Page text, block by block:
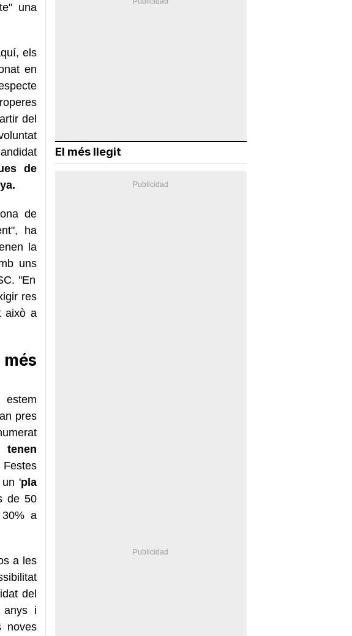
una
els
en
del
de
de
ha
la
uns
"En
res
això a
pres
un 'pla
de 50
30% a
a les
del
anys i
noves
El més llegit